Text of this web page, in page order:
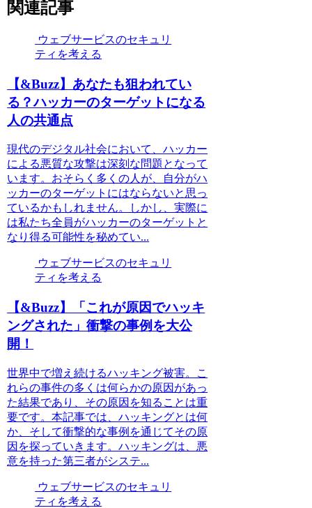
関連記事
ウェブサービスのセキュリ
ティを考える
【&Buzz】あなたも狙われてい
る？ハッカーのターゲットになる
人の共通点
現代のデジタル社会において、ハッカー
による悪質な攻撃は深刻な問題となって
います。おそらく多くの人が、自分がハ
ッカーのターゲットにはならないと思っ
ているかもしれません。しかし、実際に
は私たち全員がハッカーのターゲットと
なり得る可能性を秘めてい...
ウェブサービスのセキュリ
ティを考える
【&Buzz】「これが原因でハッキ
ングされた」衝撃の事例を大公
開！
世界中で増え続けるハッキング被害。こ
れらの事件の多くは何らかの原因があっ
た結果であり、その原因を知ることは重
要です。本記事では、ハッキングとは何
か、そして衝撃的な事例を通じてその原
因を探っていきます。ハッキングは、悪
意を持った第三者がシステ...
ウェブサービスのセキュリ
ティを考える